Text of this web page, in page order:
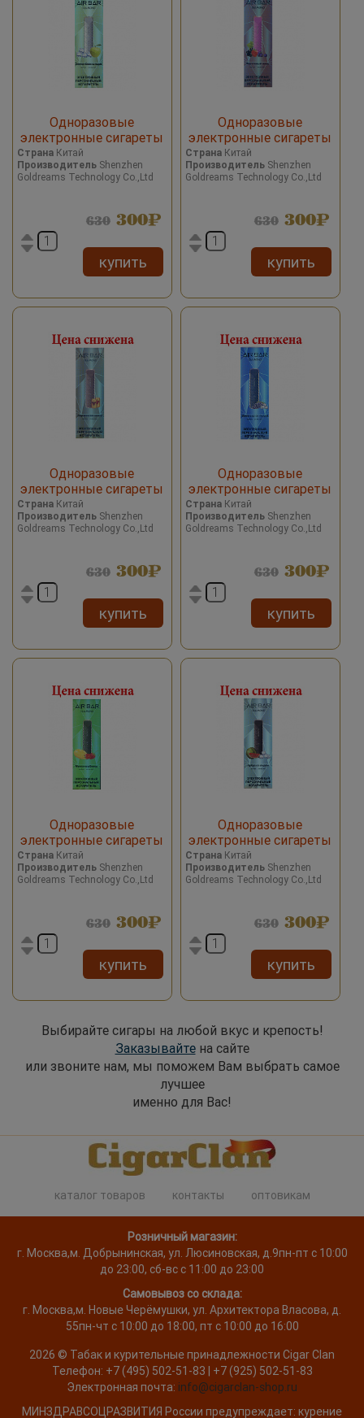
Одноразовые
электронные сигареты
Airbar Diamond Green Apple
Ice/Зеленое яблоко со
льдом 500 затяжек
Страна Китай
Производитель Shenzhen
Goldreams Technology Co.,Ltd
630300
купить
Одноразовые
электронные сигареты
Airbar Diamond Love
Story/Фруктовый микс
500 затяжек
СтранаКитай
ПроизводительShenzhen
Goldreams Technology Co.,Ltd
630300
купить
Одноразовые
электронные сигареты
Airbar Diamond Energy
Drinks/Энергетический
напиток 500 затяжек
Страна Китай
Производитель Shenzhen
Goldreams Technology Co.,Ltd
630300
купить
Одноразовые
электронные сигареты
Airbar Diamond Grape Ice/
Виноград со льдом 500
затяжек
СтранаКитай
ПроизводительShenzhen
Goldreams Technology Co.,Ltd
630300
купить
Одноразовые
электронные сигареты
Airbar Diamond Mango
Strawberry/Манго
Клубника 500 затяжек
Страна Китай
Производитель Shenzhen
Goldreams Technology Co.,Ltd
630300
купить
Одноразовые
электронные сигареты
Airbar Diamond
Watermelon Ice/ Арбуз со
льдом 500 затяжек
СтранаКитай
ПроизводительShenzhen
Goldreams Technology Co.,Ltd
630300
купить
Выбирайте сигары на любой вкус и крепость!
Заказывайтена сайте
или звоните нам, мы поможем Вам выбрать самое
лучшее
именно для Вас!
каталог товаров контакты оптовикам
Розничный магазин:
г. Москва,м. Добрынинская, ул. Люсиновская, д.9пн-пт с 10:00
до 23:00, сб-вс с 11:00 до 23:00
Самовывоз со склада:
г. Москва,м. Новые Черёмушки, ул. Архитектора Власова, д.
55пн-чт с 10:00 до 18:00, пт с 10:00 до 16:00
2026 © Табак и курительные принадлежности Cigar Clan
Телефон: +7 (495) 502-51-83 | +7 (925) 502-51-83
Электронная почта: info@cigarclan-shop.ru
МИНЗДРАВСОЦРАЗВИТИЯ России предупреждает: курение